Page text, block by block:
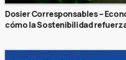
Dosier Corresponsables –
cómo la Sostenibilidad